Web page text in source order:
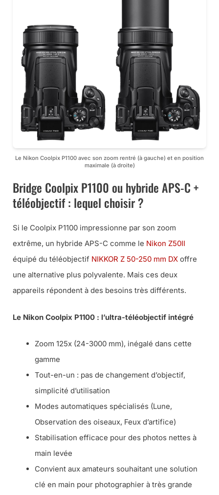
Le Nikon Coolpix P1100 avec son zoom rentré (à gauche) et en position
maximale (à droite)
Bridge Coolpix P1100 ou hybride APS-C +
téléobjectif : lequel choisir ?
Si le Coolpix P1100 impressionne par son zoom
extrême, un hybride APS-C comme le Nikon Z50II
équipé du téléobjectif NIKKOR Z 50-250 mm DX offre
une alternative plus polyvalente. Mais ces deux
appareils répondent à des besoins très différents.
Le Nikon Coolpix P1100 : l’ultra-téléobjectif intégré
Zoom 125x (24-3000 mm), inégalé dans cette
gamme
Tout-en-un : pas de changement d’objectif,
simplicité d’utilisation
Modes automatiques spécialisés (Lune,
Observation des oiseaux, Feux d’artifice)
Stabilisation efficace pour des photos nettes à
main levée
Convient aux amateurs souhaitant une solution
clé en main pour photographier à très grande